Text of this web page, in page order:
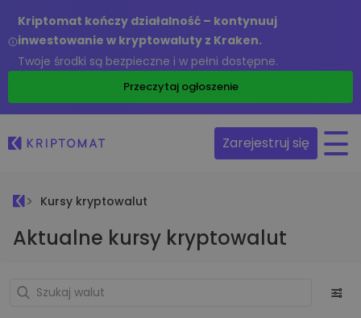
Kriptomat kończy działalność – kontynuuj
inwestowanie w kryptowaluty z Kraken.
Twoje środki są bezpieczne i w pełni dostępne.
Przeczytaj ogłoszenie
Zarejestruj się
Kursy kryptowalut
Aktualne kursy kryptowalut